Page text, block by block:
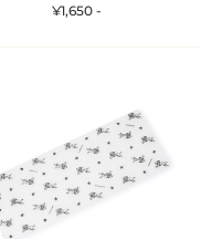
¥1,650 -